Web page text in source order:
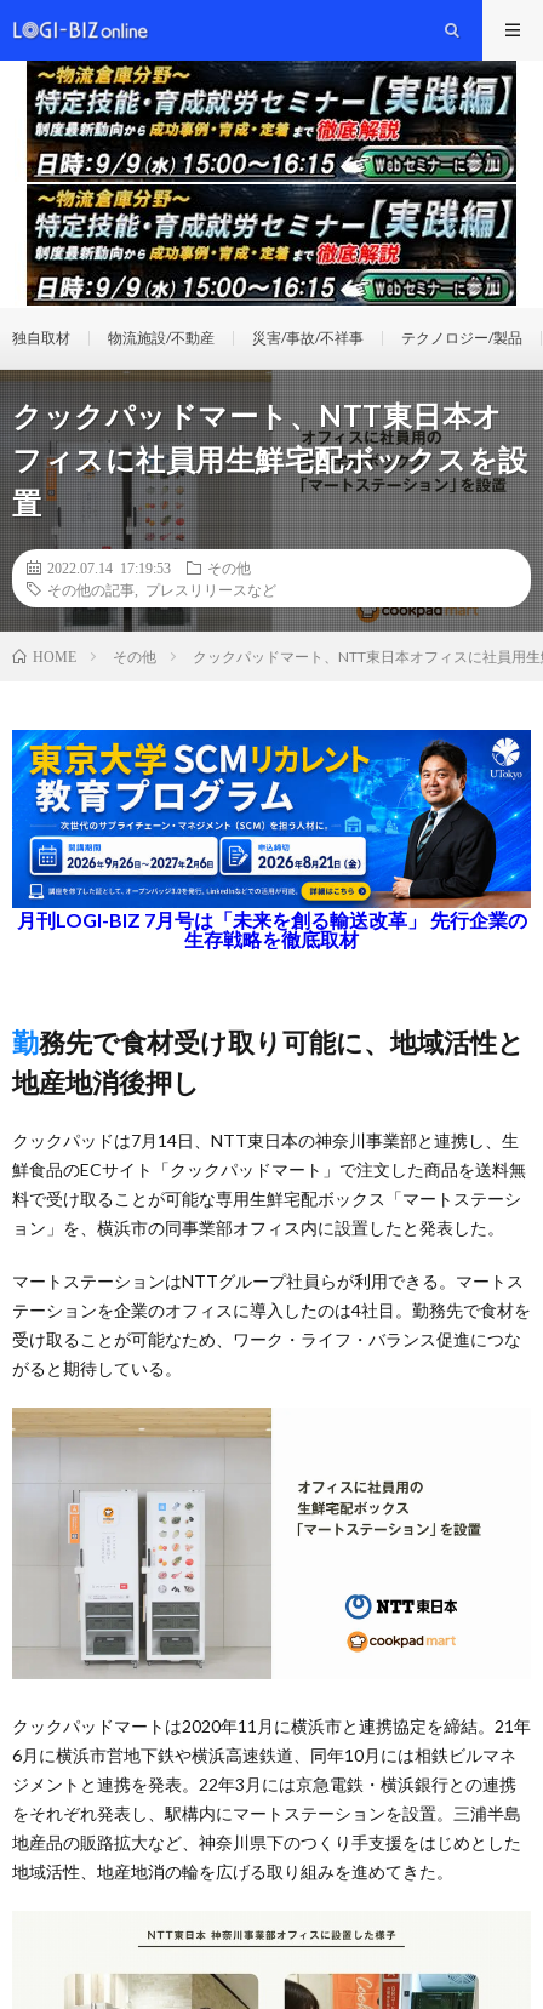
独自取材 物流施設/不動産 災害/事故/不祥事 テクノロジー/製品
クックパッドマート、NTT東日本オ
フィスに社員用生鮮宅配ボックスを設
置
2022.07.14 17:19:53
その他
その他の記事
プレスリリースなど
HOME その他 クックパッドマート、NTT東日本オフィスに社員用
月刊LOGI-BIZ 7月号は「未来を創る輸送改革」 先行企業の
生存戦略を徹底取材
勤務先で食材受け取り可能に、地域活性と
地産地消後押し
クックパッドは7月14日、NTT東日本の神奈川事業部と連携し、生
鮮食品のECサイト「クックパッドマート」で注文した商品を送料無
料で受け取ることが可能な専用生鮮宅配ボックス「マートステーシ
ョン」を、横浜市の同事業部オフィス内に設置したと発表した。
マートステーションはNTTグループ社員らが利用できる。マートス
テーションを企業のオフィスに導入したのは4社目。勤務先で食材を
受け取ることが可能なため、ワーク・ライフ・バランス促進につな
がると期待している。
クックパッドマートは2020年11月に横浜市と連携協定を締結。21年
6月に横浜市営地下鉄や横浜高速鉄道、同年10月には相鉄ビルマネ
ジメントと連携を発表。22年3月には京急電鉄・横浜銀行との連携
をそれぞれ発表し、駅構内にマートステーションを設置。三浦半島
地産品の販路拡大など、神奈川県下のつくり手支援をはじめとした
地域活性、地産地消の輪を広げる取り組みを進めてきた。